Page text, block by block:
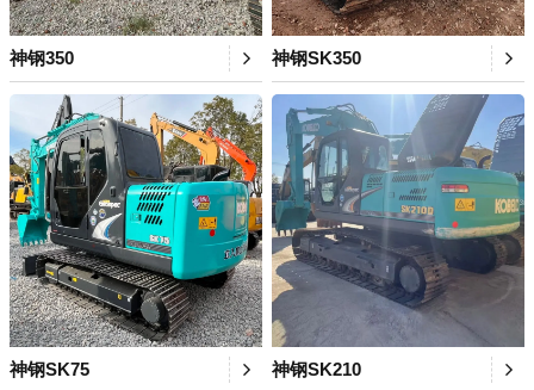
神钢350 神钢SK350
神钢SK75 神钢SK210